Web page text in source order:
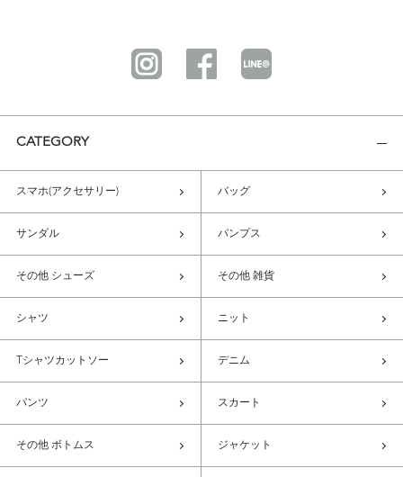
CATEGORY
スマホ(アクセサリー) バッグ
サンダル パンプス
その他 シューズ その他 雑貨
シャツ ニット
Tシャツカットソー デニム
パンツ スカート
その他 ボトムス ジャケット